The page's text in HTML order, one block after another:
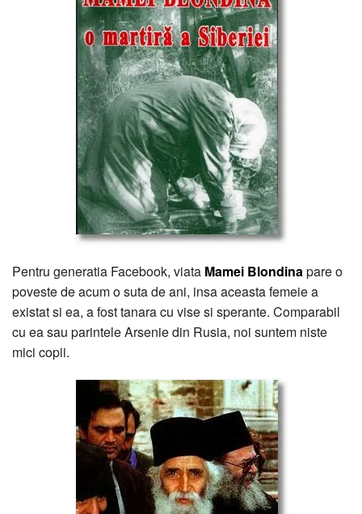
Pentru generatia Facebook, viata Mamei Blondinapare o
poveste de acum o suta de ani, insa aceasta femeie a
existat si ea, a fost tanara cu vise si sperante. Comparabil
cu ea sau parintele Arsenie din Rusia, noi suntem niste
mici copii.